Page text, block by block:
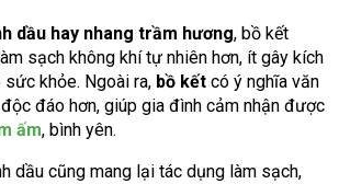
dầu hay nhang trầm hương, bồ kết
sạch không khí tự nhiên hơn, ít gây kích
sức khỏe. Ngoài ra, bồ kết có ý nghĩa văn
đáo hơn, giúp gia đình cảm nhận được
ấm, bình yên.
dầu cũng mang lại tác dụng làm sạch,